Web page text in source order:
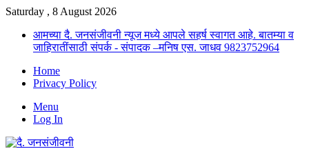
Saturday , 8 August 2026
आमच्या दै. जनसंजीवनी न्यूज मध्ये आपले सहर्ष स्वागत आहे. बातम्या व
जाहिरातींसाठी संपर्क - संपादक –मनिष एस. जाधव 9823752964
Home
Privacy Policy
Menu
Log In